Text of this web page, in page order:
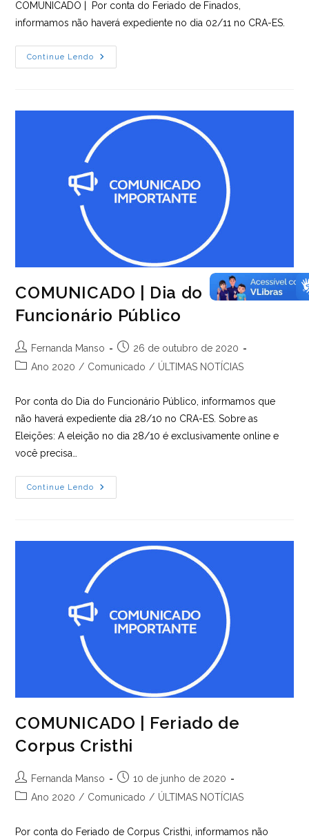
COMUNICADO | Por conta do Feriado de Finados,
informamos não haverá expediente no dia 02/11 no CRA-ES.
Continue Lendo
COMUNICADO
|
COMUNICADO | Dia do
Funcionário Público
Autor
do
Fernanda Manso
Post
publicado:
26 de outubro de 2020
Categoria
post:
Ano 2020 / Comunicado / ÚLTIMAS NOTÍCIAS
Por conta do Dia do Funcionário Público, informamos que
não haverá expediente dia 28/10 no CRA-ES. Sobre as
Eleições: A eleição no dia 28/10 é exclusivamente online e
você precisa…
Continue Lendo
COMUNICADO
|
COMUNICADO | Feriado de
Corpus Cristhi
Autor
do
Fernanda Manso
Post
publicado:
10 de junho de 2020
Categoria
Ano 2020 / Comunicado / ÚLTIMAS NOTÍCIAS
Por conta do Feriado de Corpus Cristhi, informamos não